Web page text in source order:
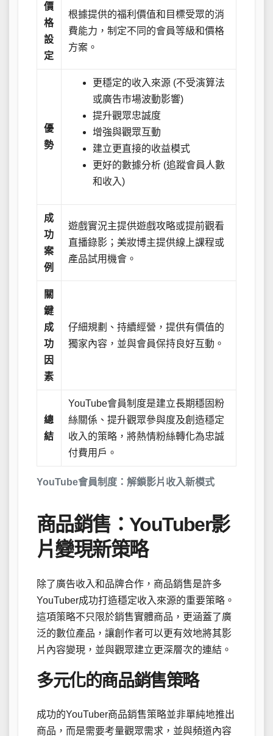
YouTube會員制度：解鎖影片收入新模式
價
格
設
定
根據提供的福利價值和目標受眾的消
費能力，制定不同的會員等級和價格
方案。
優
勢
更穩定的收入來源 (不受演算法
或廣告市場波動影響)
提升觀眾忠誠度
增強與觀眾互動
建立更直接的收益模式
更好的數據分析 (追蹤會員人數
和收入)
成
功
案
例
遊戲實況主提供遊戲攻略或提前觀看
直播錄影；美妝博主提供線上課程或
產品試用機會。
關
鍵
成
功
因
素
仔細規劃、持續經營，提供有價值的
獨家內容，並與會員保持良好互動。
總
結
YouTube會員制度是建立長期穩固粉
絲關係、提升觀眾參與度及創造穩定
收入的策略，將熱情粉絲轉化為忠誠
付費用戶。
商品銷售：YouTuber影
片變現新策略
除了廣告收入和品牌合作，商品銷售是許多
YouTuber成功打造穩定收入來源的重要策略。
這項策略不只限於銷售實體商品，更涵蓋了廣
泛的數位產品，讓創作者可以更有效地將其影
片內容變現，並與觀眾建立更深層次的連結。
多元化的商品銷售策略
成功的YouTuber商品銷售策略並非單純地推出
商品，而是需要考量觀眾需求，並與頻道內容